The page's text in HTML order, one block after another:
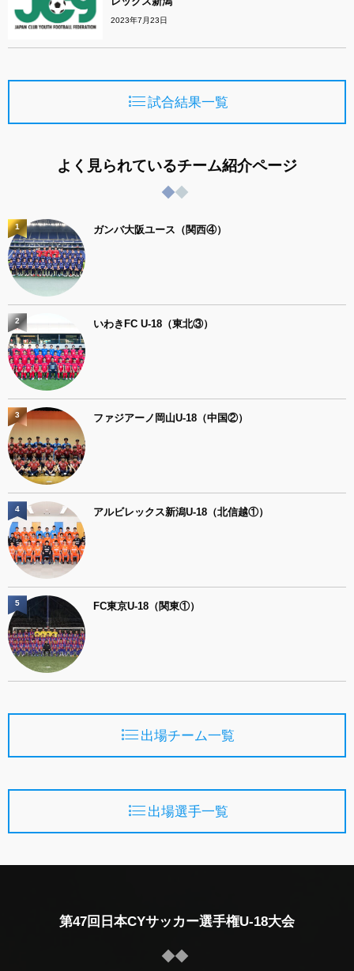
2023年7月23日
試合結果一覧
よく見られているチーム紹介ページ
ガンバ大阪ユース（関西④）
1
いわきFC U-18（東北③）
2
ファジアーノ岡山U-18（中国②）
3
アルビレックス新潟U-18（北信越①）
4
FC東京U-18（関東①）
5
出場チーム一覧
出場選手一覧
第47回日本CYサッカー選手権U-18大会